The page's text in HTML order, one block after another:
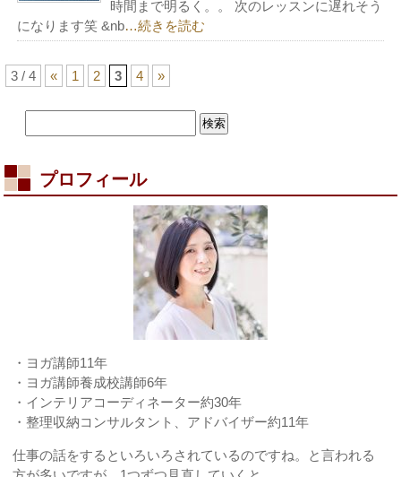
時間まで明るく。。 次のレッスンに遅れそう
になります笑 &nb…続きを読む
3 / 4 « 1 2 3 4 »
プロフィール
・ヨガ講師11年
・ヨガ講師養成校講師6年
・インテリアコーディネーター約30年
・整理収納コンサルタント、アドバイザー約11年
仕事の話をするといろいろされているのですね。と言われる